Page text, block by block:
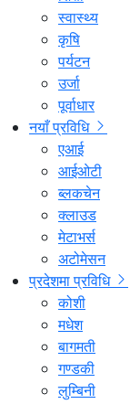
स्वास्थ्य
कृषि
पर्यटन
उर्जा
पूर्वाधार
नयाँ प्रविधि
एआई
आईओटी
ब्लकचेन
क्लाउड
मेटाभर्स
अटोमेसन
प्रदेशमा प्रविधि
कोशी
मधेश
बागमती
गण्डकी
लुम्बिनी